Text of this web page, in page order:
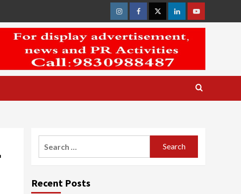
InstagramFacebookTwitterLinkedinYoutube
Recent Posts